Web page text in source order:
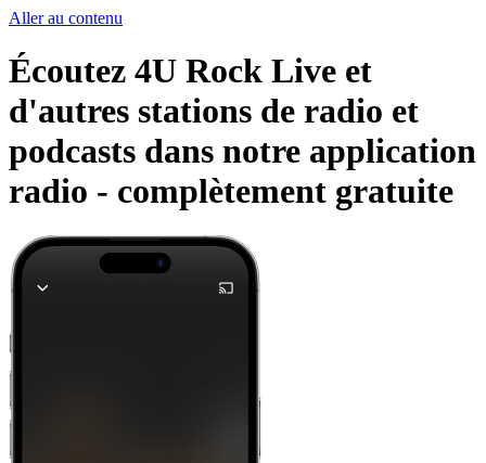
Aller au contenu
Écoutez 4U Rock Live et
d'autres stations de radio et
podcasts dans notre application
radio - complètement gratuite